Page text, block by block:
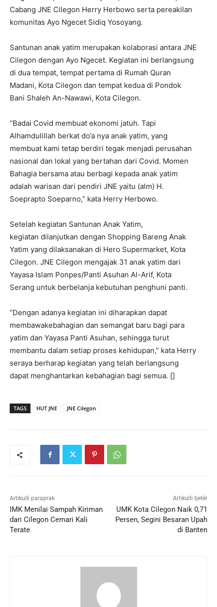
Cabang JNE Cilegon Herry Herbowo serta pereakilan
komunitas Ayo Ngecet Sidiq Yosoyang.
Santunan anak yatim merupakan kolaborasi antara JNE
Cilegon dengan Ayo Ngecet. Kegiatan ini berlangsung
di dua tempat, tempat pertama di Rumah Quran
Madani, Kota Cilegon dan tempat kedua di Pondok
Bani Shaleh An-Nawawi, Kota Cilegon.
“Badai Covid membuat ekonomi jatuh. Tapi
Alhamdulillah berkat do’a nya anak yatim, yang
membuat kami tetap berdiri tegak menjadi perusahan
nasional dan lokal yang bertahan dari Covid. Momen
Bahagia bersama atau berbagi kepada anak yatim
adalah warisan dari pendiri JNE yaitu (alm) H.
Soeprapto Soeparno,” kata Herry Herbowo.
Setelah kegiatan Santunan Anak Yatim,
kegiatan dilanjutkan dengan Shopping Bareng Anak
Yatim yang dilaksanakan di Hero Supermarket, Kota
Cilegon. JNE Cilegon mengajak 31 anak yatim dari
Yayasa Islam Ponpes/Panti Asuhan Al-Arif, Kota
Serang untuk berbelanja kebutuhan penghuni panti.
“Dengan adanya kegiatan ini diharapkan dapat
membawakebahagian dan semangat baru bagi para
yatim dan Yayasa Panti Asuhan, sehingga turut
membantu dalam setiap proses kehidupan,” kata Herry
seraya berharap kegiatan yang telah berlangsung
dapat menghantarkan kebahagian bagi semua. []
TAGS HUT JNE JNE Cilegon
Artikulli paraprak
IMK Menilai Sampah Kiriman
dari Cilegon Cemari Kali
Terate
Artikulli tjetër
UMK Kota Cilegon Naik 0,71
Persen, Segini Besaran Upah
di Banten